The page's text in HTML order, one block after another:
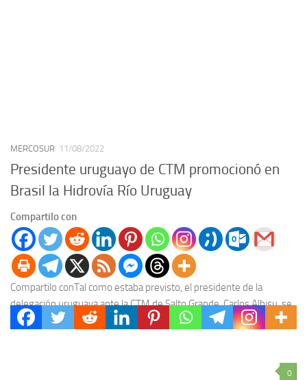
MERCOSUR 11/08/2022
Presidente uruguayo de CTM promocionó en
Brasil la Hidrovía Río Uruguay
Compartilo con
Compartilo conTal como estaba previsto, el presidente de la
delegación uruguaya ante la CTM de Salto Grande, Carlos Albisu, se
reunió en la ciudad de...
0